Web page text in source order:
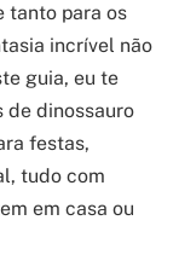
tanto para os
incrível não
guia, eu te
de dinossauro
festas,
tudo com
em casa ou